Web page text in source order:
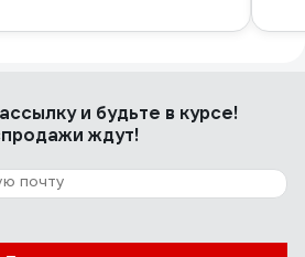
и будьте в курсе!
ждут!